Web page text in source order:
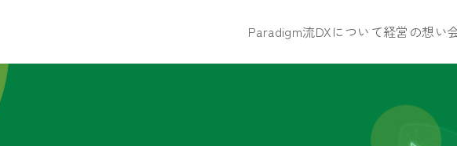
Paradigm流DXについて経営の想い